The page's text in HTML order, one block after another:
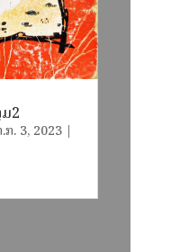
2
ກ. 3, 2023|